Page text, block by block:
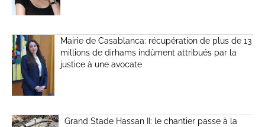
Mairie de Casablanca: récupération de plus de 13
millions de dirhams indûment attribués par la
justice à une avocate
Grand Stade Hassan II: le chantier passe à la